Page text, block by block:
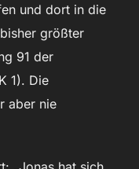
und dort in die
größter
91 der
1). Die
aber nie